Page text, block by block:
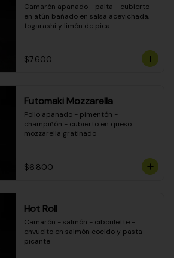
Camarón apanado - palta - cubierto
en atún bañado en salsa acevichada,
togarashi y limón de pica
$7.600
Futomaki Mozzarella
Pollo apanado - pimentón -
champiñón - cubierto en queso
mozzarella gratinado
$6.800
Hot Roll
Camarón - salmón - ciboulette -
envuelto en salmón cocido y pasta
picante